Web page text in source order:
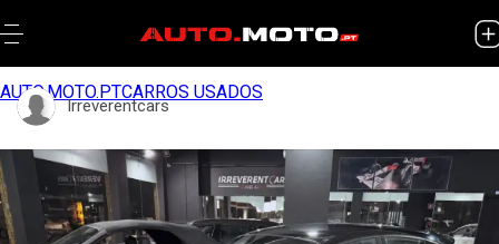
AUTO.MOTO.PTCARROS USADOS
Irreverentcars